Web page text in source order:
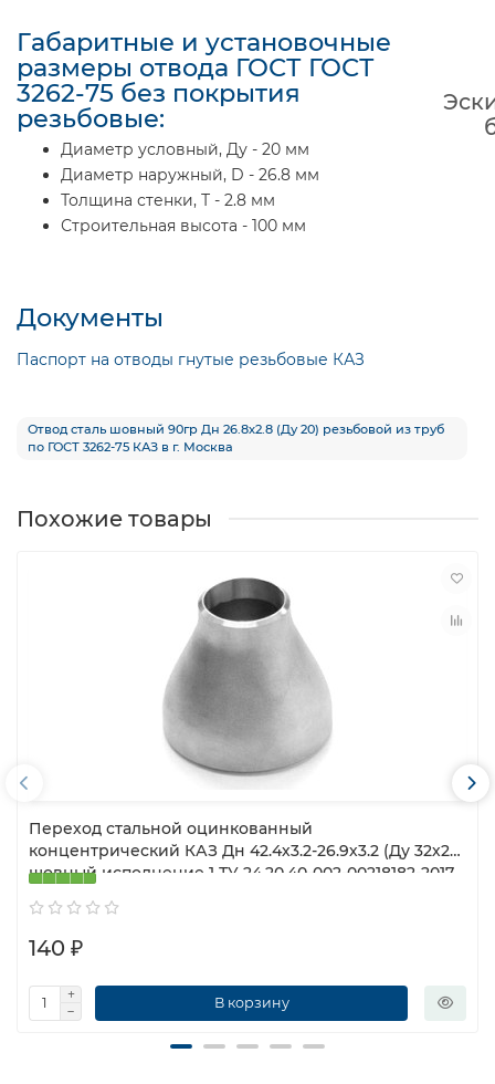
Габаритные и установочные
размеры отвода ГОСТ ГОСТ
3262-75 без покрытия
резьбовые:
Диаметр условный, Ду - 20 мм
Диаметр наружный, D - 26.8 мм
Толщина стенки, Т - 2.8 мм
Строительная высота - 100 мм
Документы
Паспорт на отводы гнутые резьбовые КАЗ
Отвод сталь шовный 90гр Дн 26.8х2.8 (Ду 20) резьбовой из труб
по ГОСТ 3262-75 КАЗ в г. Москва
Похожие товары
Переход стальной оцинкованный
концентрический КАЗ Дн 42.4х3.2-26.9х3.2 (Ду 32х20)
шовный исполнение 1 ТУ 24.20.40-002-00218182-2017
140 ₽
В корзину